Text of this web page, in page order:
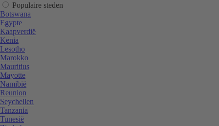
Populaire steden
Botswana
Egypte
Kaapverdië
Kenia
Lesotho
Marokko
Mauritius
Mayotte
Namibië
Reunion
Seychellen
Tanzania
Tunesië